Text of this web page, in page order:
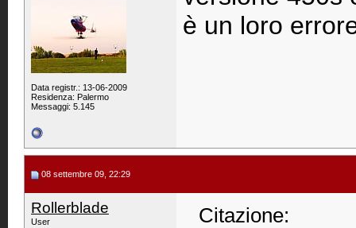
Data registr.: 13-06-2009
Residenza: Palermo
Messaggi: 5.145
è un loro
08 settembre 09, 22:29
Rollerblade
User
Citazione: